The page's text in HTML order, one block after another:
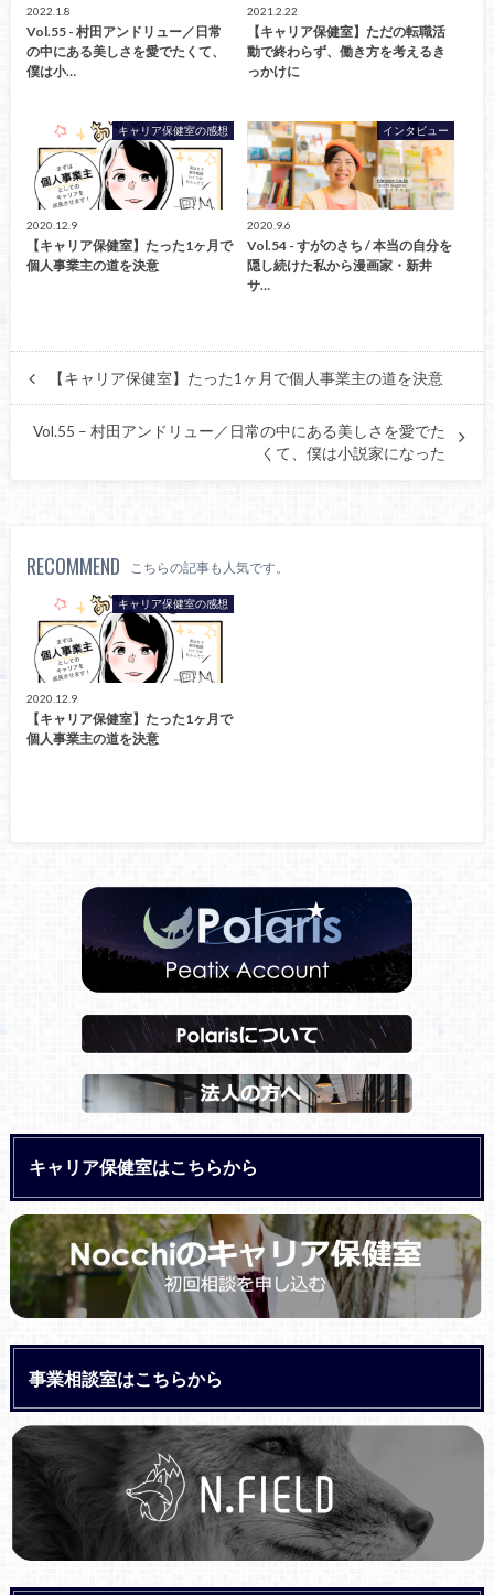
2022.1.8
Vol.55 - 村田アンドリュー／日常
の中にある美しさを愛でたくて、
僕は小…
2021.2.22
【キャリア保健室】ただの転職活
動で終わらず、働き方を考えるき
っかけに
キャリア保健室の感想
2020.12.9
【キャリア保健室】たった1ヶ月で
個人事業主の道を決意
インタビュー
2020.9.6
Vol.54 - すがのさち / 本当の自分を
隠し続けた私から漫画家・新井
サ…
【キャリア保健室】たった1ヶ月で個人事業主の道を決意
Vol.55 – 村田アンドリュー／日常の中にある美しさを愛でた
くて、僕は小説家になった
RECOMMEND こちらの記事も人気です。
キャリア保健室の感想
2020.12.9
【キャリア保健室】たった1ヶ月で
個人事業主の道を決意
キャリア保健室はこちらから
事業相談室はこちらから